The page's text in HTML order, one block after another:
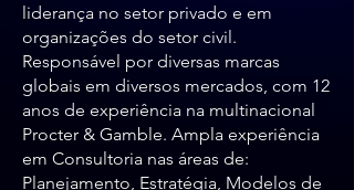
liderança no setor privado e em
organizações do setor civil.
Responsável por diversas marcas
globais em diversos mercados, com 12
anos de experiência na multinacional
Procter & Gamble. Ampla experiência
em Consultoria nas áreas de:
Planejamento, Estratégia, Modelos de